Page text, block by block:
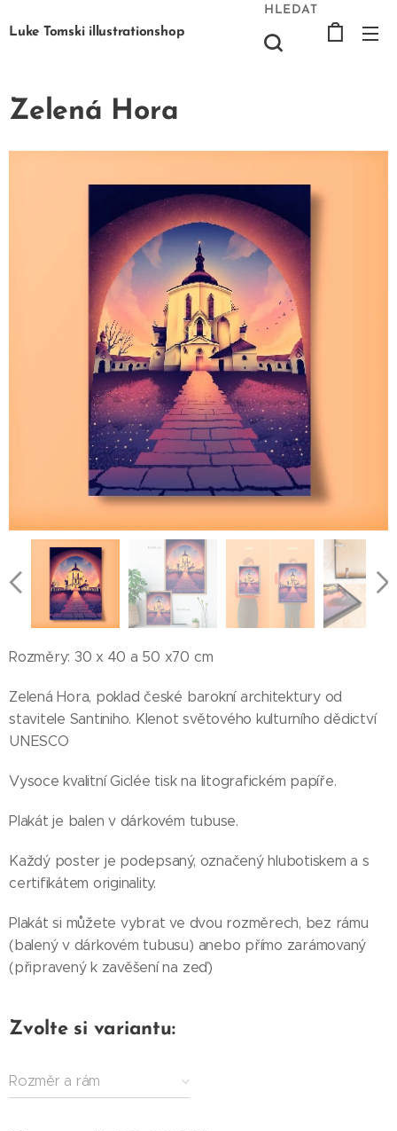
Luke Tomski illustrationshop
HLEDAT
Zelená Hora
Rozměry: 30 x 40 a 50 x70 cm
Zelená Hora, poklad české barokní architektury od
stavitele Santiniho. Klenot světového kulturního dědictví
UNESCO
Vysoce kvalitní Giclée tisk na litografickém papíře.
Plakát je balen v dárkovém tubuse.
Každý poster je podepsaný, označený hlubotiskem a s
certifikátem originality.
Plakát si můžete vybrat ve dvou rozměrech, bez rámu
(balený v dárkovém tubusu) anebo přímo zarámovaný
(připravený k zavěšení na zeď)
Zvolte si variantu:
Rozměr a rám